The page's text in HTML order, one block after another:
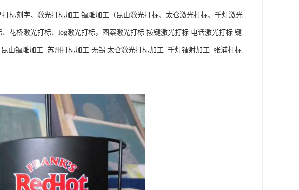
标刻字、激光打标加工 镭雕加工（昆山激光打标、太仓激光打标、千灯激光
花桥激光打标、log激光打标，图案激光打标 按键激光打标 电话激光打标 键
山镭雕加工 苏州打标加工 无锡 太仓激光打标加工 千灯镭射加工 张浦打标